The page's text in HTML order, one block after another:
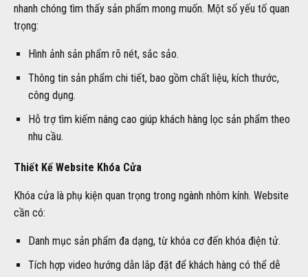
nhanh chóng tìm thấy sản phẩm mong muốn. Một số yếu tố quan
trọng:
Hình ảnh sản phẩm rõ nét, sắc sảo.
Thông tin sản phẩm chi tiết, bao gồm chất liệu, kích thước,
công dụng.
Hỗ trợ tìm kiếm nâng cao giúp khách hàng lọc sản phẩm theo
nhu cầu.
Thiết Kế Website Khóa Cửa
Khóa cửa là phụ kiện quan trọng trong ngành nhôm kính. Website
cần có:
Danh mục sản phẩm đa dạng, từ khóa cơ đến khóa điện tử.
Tích hợp video hướng dẫn lắp đặt để khách hàng có thể dễ